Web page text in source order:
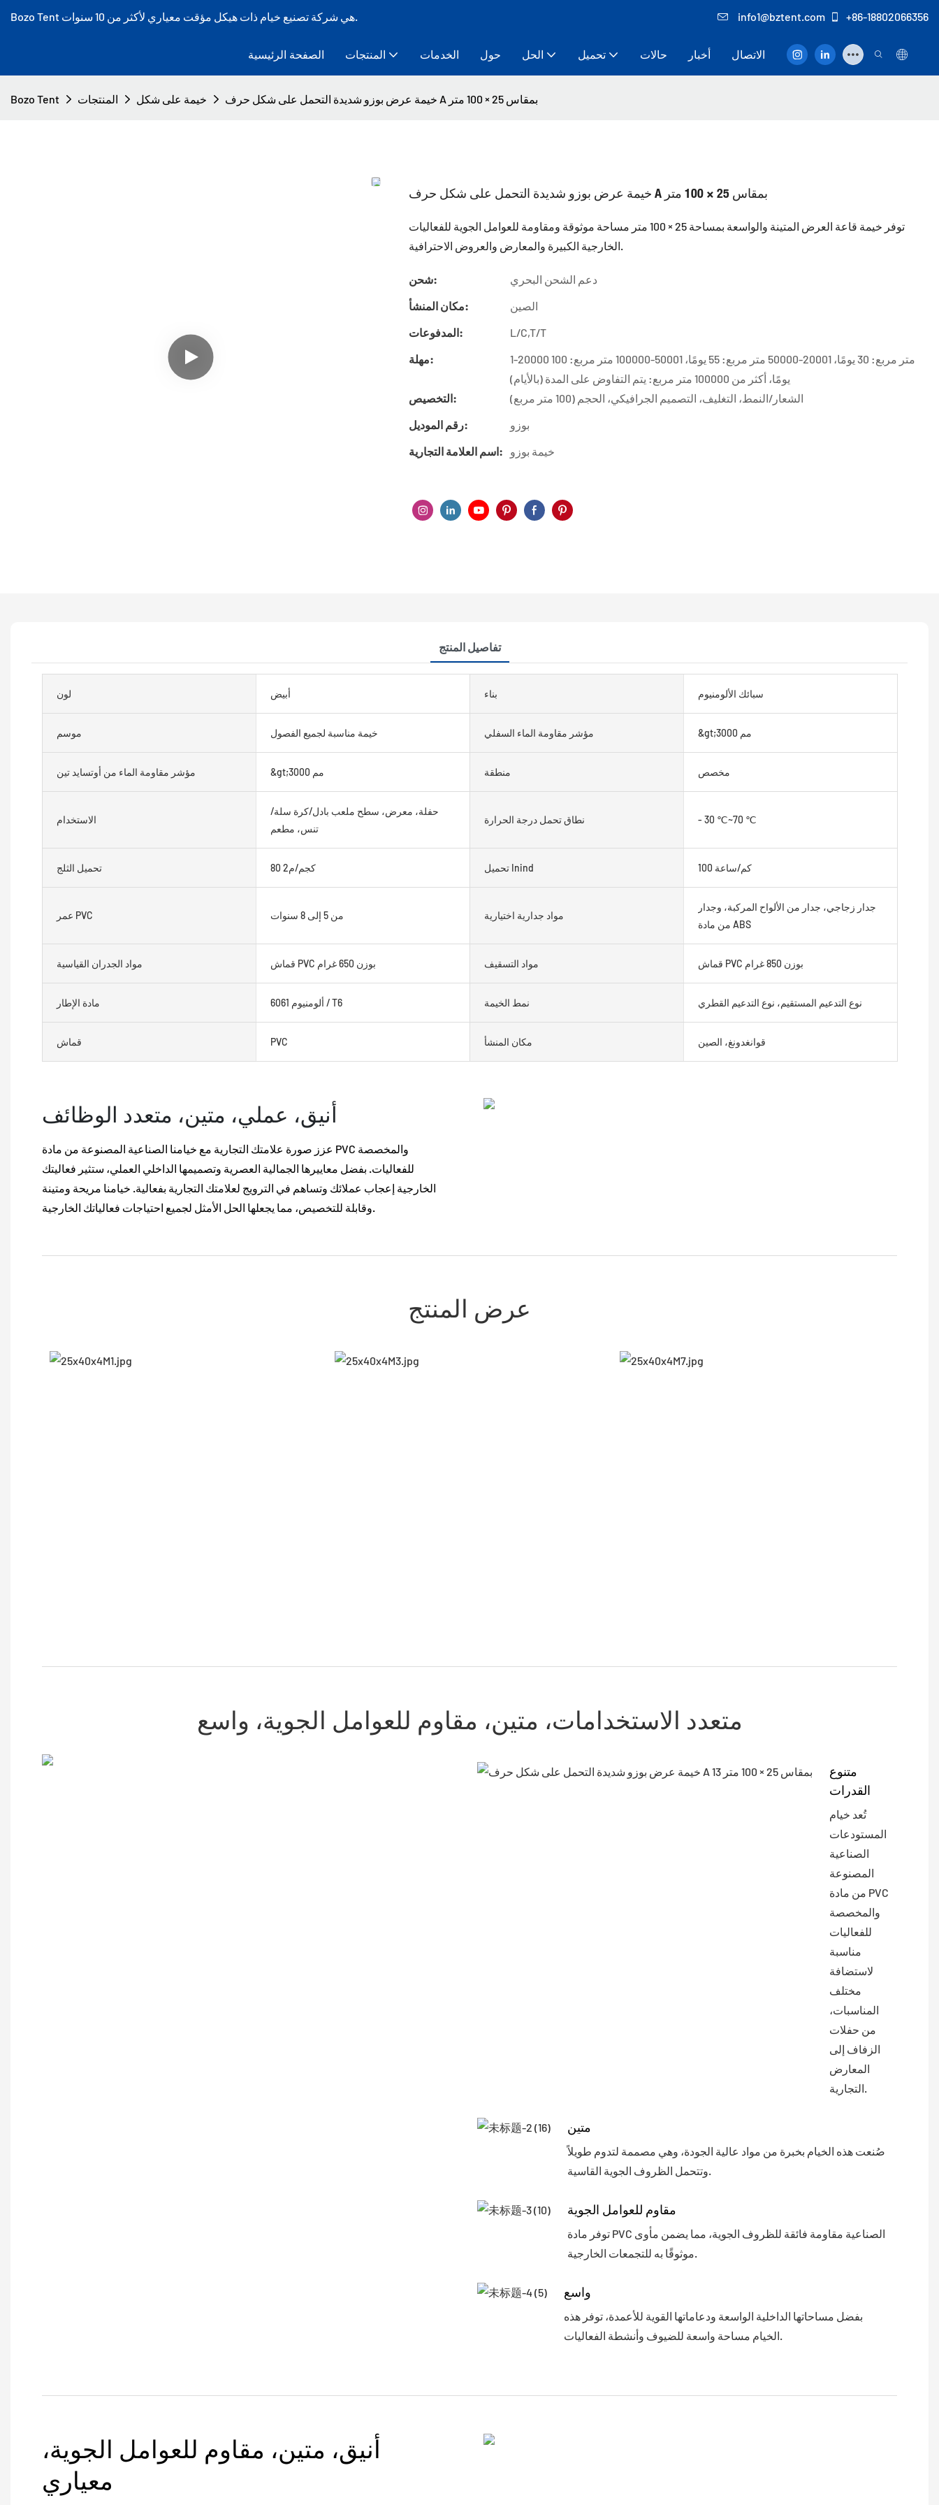
Bozo Tent هي شركة تصنيع خيام ذات هيكل مؤقت معياري لأكثر من 10 سنوات. info1@bztent.com +86-18802066356
الصفحة الرئيسية المنتجات الخدمات حول الحل تحميل حالات أخبار الاتصال
Bozo Tent المنتجات خيمة على شكل خيمة عرض بوزو شديدة التحمل على شكل حرف A بمقاس 25 × 100 متر
خيمة عرض بوزو شديدة التحمل على شكل حرف A بمقاس 25 × 100 متر
توفر خيمة قاعة العرض المتينة والواسعة بمساحة 25 × 100 متر مساحة موثوقة ومقاومة للعوامل الجوية للفعاليات
شحن:
دعم الشحن البحري
مكان المنشأ:
الصين
المدفوعات:
L/C,T/T
مهلة:
1-20000 متر مربع: 30 يومًا، 20001-50000 متر مربع: 55 يومًا، 50001-100000 متر مربع: 100
يومًا، أكثر من 100000 متر مربع: يتم التفاوض على المدة (بالأيام)
التخصيص:
الشعار/النمط، التغليف، التصميم الجرافيكي، الحجم (100 متر مربع)
رقم الموديل:
بوزو
اسم العلامة التجارية:
خيمة بوزو
تفاصيل المنتج
لون أبيض بناء سبائك الألومنيوم
موسم خيمة مناسبة لجميع الفصول مؤشر مقاومة الماء السفلي &gt;3000 مم
مؤشر مقاومة الماء من أوتسايد تين &gt;3000 مم منطقة مخصص
الاستخدام
حفلة، معرض، سطح ملعب بادل/كرة سلة/
تنس، مطعم
نطاق تحمل درجة الحرارة - 30 ℃~70 ℃
تحميل الثلج 80 كجم/م2 تحميل Inind 100 كم/ساعة
عمر PVC من 5 إلى 8 سنوات مواد جدارية اختيارية
جدار زجاجي، جدار من الألواح المركبة، وجدار
من مادة ABS
مواد الجدران القياسية قماش PVC بوزن 650 غرام مواد التسقيف قماش PVC بوزن 850 غرام
مادة الإطار ألومنيوم 6061 / T6 نمط الخيمة نوع التدعيم المستقيم، نوع التدعيم القطري
قماش PVC مكان المنشأ قوانغدونغ، الصين
أنيق، عملي، متين، متعدد الوظائف
عزز صورة علامتك التجارية مع خيامنا الصناعية المصنوعة من مادة PVC والمخصصة
للفعاليات. بفضل معاييرها الجمالية العصرية وتصميمها الداخلي العملي، ستثير فعاليتك
الخارجية إعجاب عملائك وتساهم في الترويج لعلامتك التجارية بفعالية. خيامنا مريحة ومتينة
عرض المنتج
متعدد الاستخدامات، متين، مقاوم للعوامل الجوية، واسع
متنوع
القدرات
تُعد خيام
المستودعات
الصناعية
المصنوعة
من مادة PVC
والمخصصة
للفعاليات
مناسبة
لاستضافة
مختلف
المناسبات،
من حفلات
الزفاف إلى
المعارض
التجارية.
متين
صُنعت هذه الخيام بخبرة من مواد عالية الجودة، وهي مصممة لتدوم طويلاً
وتتحمل الظروف الجوية القاسية.
مقاوم للعوامل الجوية
توفر مادة PVC الصناعية مقاومة فائقة للظروف الجوية، مما يضمن مأوى
موثوقًا به للتجمعات الخارجية.
واسع
بفضل مساحاتها الداخلية الواسعة ودعاماتها القوية للأعمدة، توفر هذه
أنيق، متين، مقاوم للعوامل الجوية،
معياري